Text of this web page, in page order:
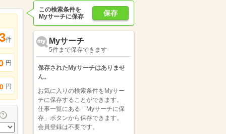
件
円
円
保存
この検索条件を
Myサーチに保存
Myサーチ
5件まで保存できます
保存されたMyサーチはありませ
ん。
お気に入りの検索条件をMyサー
チに保存することができます。
仕事一覧にある「Myサーチに保
存」ボタンから保存できます。
会員登録は不要です。